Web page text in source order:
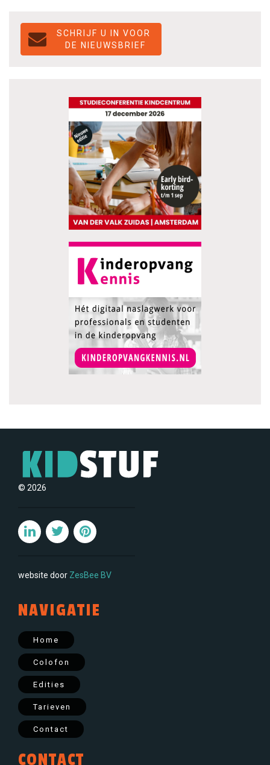
SCHRIJF U IN VOOR
DE NIEUWSBRIEF
© 2026
website door ZesBee BV
NAVIGATIE
Home
Colofon
Edities
Tarieven
Contact
CONTACT